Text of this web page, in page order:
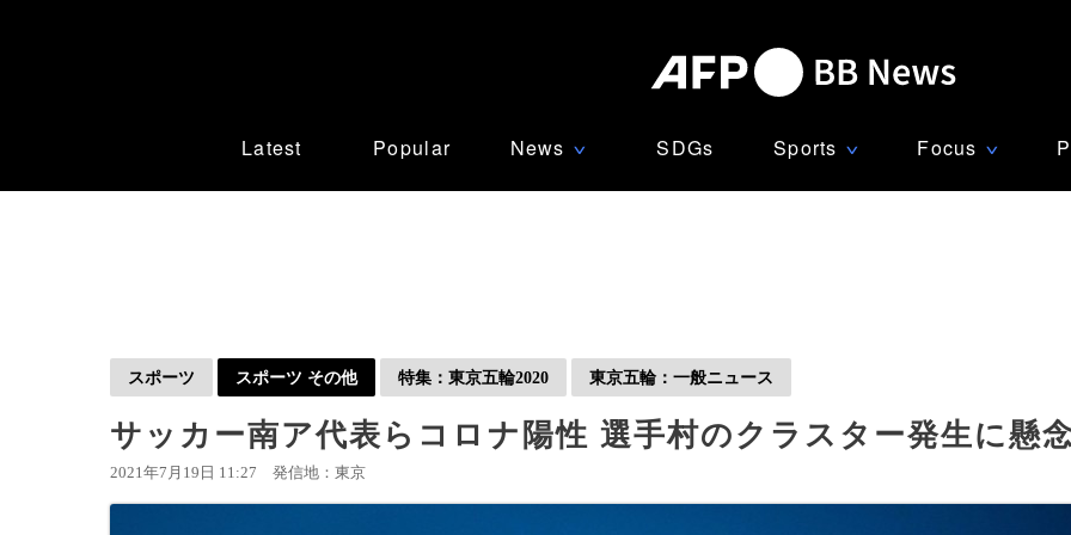
Latest Popular News ∨ SDGs Sports ∨ Focus ∨
スポーツ スポーツ その他 特集：東京五輪2020 東京五輪：一般ニュース
サッカー南ア代表らコロナ陽性 選手村のクラスター発生に懸
2021年7月19日 11:27 発信地：東京